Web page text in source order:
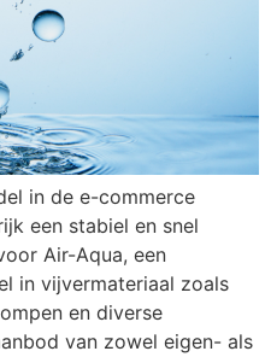
in de e-commerce
een stabiel en snel
Air-Aqua, een
in vijvermateriaal zoals
en diverse
van zowel eigen- als